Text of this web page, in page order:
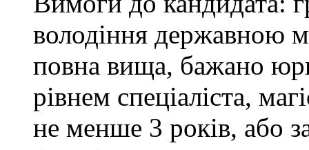
володіння державною
повна вища, бажано
рівнем спеціаліста,
не менше 3 років, або